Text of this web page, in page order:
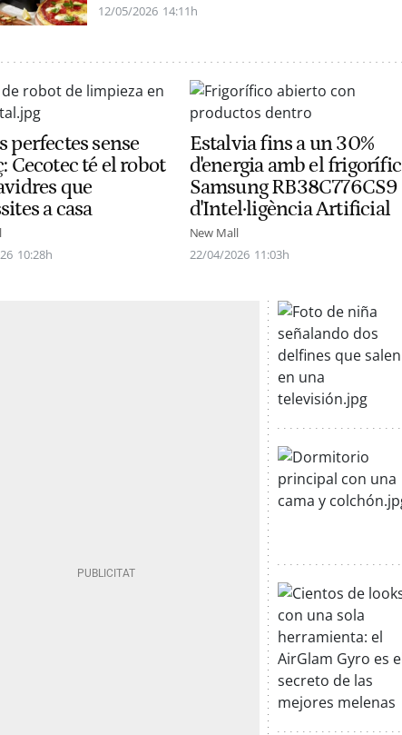
12/05/2026 14:11h
perfectes sense
Cecotec té el robot
que
a casa
10:28h
Estalvia fins a un 30%
d'energia amb el frigorífic
Samsung RB38C776CS9
d'Intel·ligència Artificial
New Mall
22/04/2026 11:03h